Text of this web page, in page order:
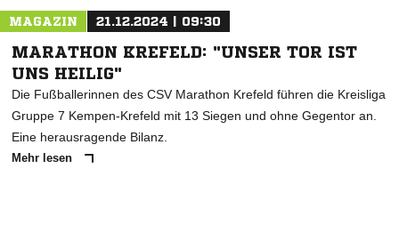
MAGAZIN 21.12.2024 | 09:30
MARATHON KREFELD: "UNSER TOR IST
UNS HEILIG"
Die Fußballerinnen des CSV Marathon Krefeld führen die Kreisliga
Gruppe 7 Kempen-Krefeld mit 13 Siegen und ohne Gegentor an.
Eine herausragende Bilanz.
Mehr lesen